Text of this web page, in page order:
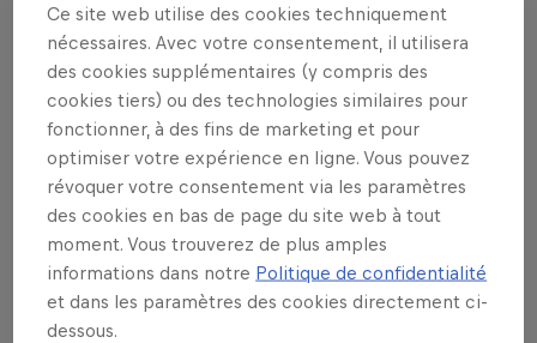
Participent à cet événement
Sébastien Ogier
Andreas Mikkelsen
Norvège
Ce site web utilise des cookies techniquement
nécessaires. Avec votre consentement, il utilisera
des cookies supplémentaires (y compris des
cookies tiers) ou des technologies similaires pour
fonctionner, à des fins de marketing et pour
optimiser votre expérience en ligne. Vous pouvez
révoquer votre consentement via les paramètres
des cookies en bas de page du site web à tout
moment. Vous trouverez de plus amples
informations dans notre Politique de confidentialité
et dans les paramètres des cookies directement ci-
dessous.